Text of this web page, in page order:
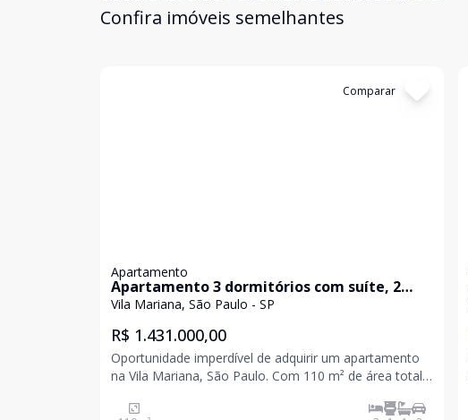
Confira imóveis semelhantes
Comparar
Apartamento
Apartamento 3 dormitórios com suíte, 2
vagas em Vila Mariana
Vila Mariana, São Paulo - SP
R$ 1.431.000,00
Oportunidade imperdível de adquirir um apartamento
na Vila Mariana, São Paulo. Com 110 m² de área total,
além de um banheiro social e lavabo. Com 2 vagas de